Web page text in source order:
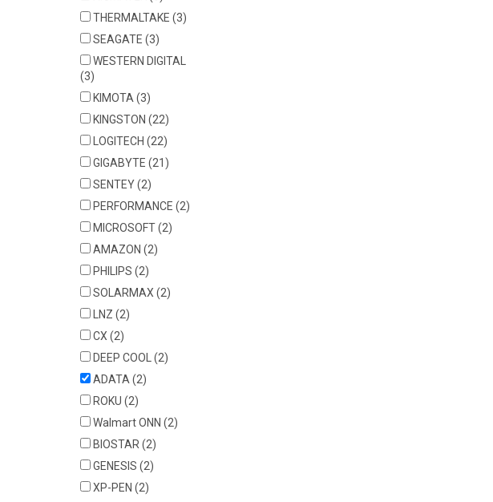
THERMALTAKE (3)
SEAGATE (3)
WESTERN DIGITAL
(3)
KIMOTA (3)
KINGSTON (22)
LOGITECH (22)
GIGABYTE (21)
SENTEY(2)
PERFORMANCE (2)
MICROSOFT(2)
AMAZON (2)
PHILIPS (2)
SOLARMAX (2)
LNZ (2)
CX (2)
DEEP COOL (2)
ADATA (2)
ROKU (2)
Walmart ONN (2)
BIOSTAR (2)
GENESIS (2)
XP-PEN (2)